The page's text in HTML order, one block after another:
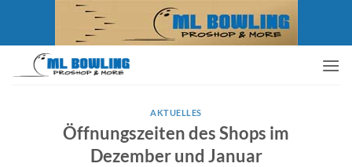
springen
AKTUELLES
Öffnungszeiten des Shops im
Dezember und Januar